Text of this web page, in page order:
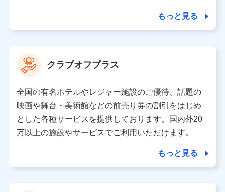
当社は利用目的の達成に必要な範囲内において個人情報
の取り扱いの全部または一部を委託する場合がありま
す。
個人データの共同利用
当社は株式会社NTTドコモとの間で、以下のとおり個
人データを共同利用します。
もっと見る
クラブオフプラス
全国の有名ホテルやレジャー施設のご優待、話題の
映画や舞台・美術館などの前売り券の割引をはじめ
とした各種サービスを提供しております。国内外20
万以上の施設やサービスでご利用いただけます。
もっと見る